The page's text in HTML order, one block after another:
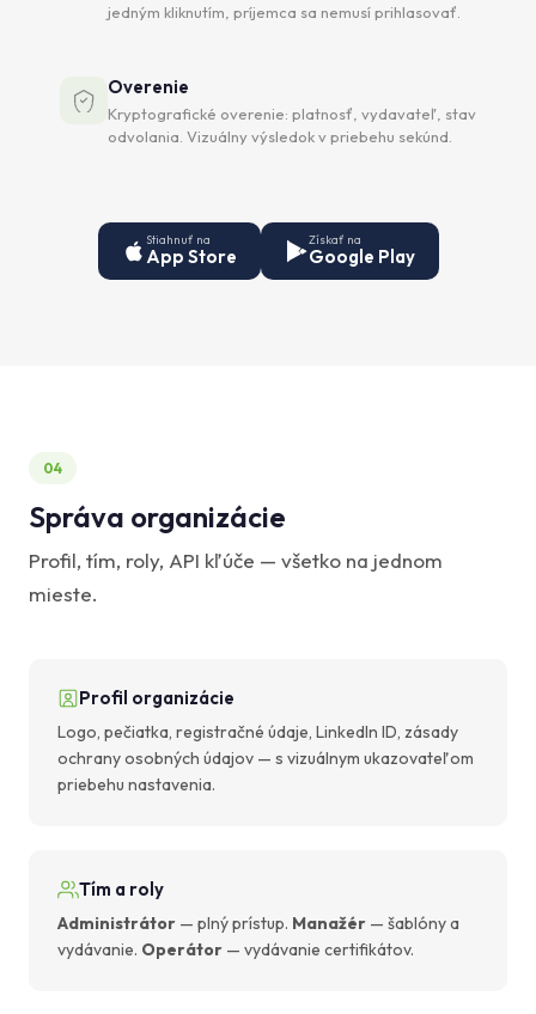
jedným kliknutím, príjemca sa nemusí prihlasovať.
Overenie
Kryptografické overenie: platnosť, vydavateľ, stav
odvolania. Vizuálny výsledok v priebehu sekúnd.
Stiahnuť na
App Store
Získať na
Google Play
04
Správa organizácie
Profil, tím, roly, API kľúče — všetko na jednom
mieste.
Profil organizácie
Logo, pečiatka, registračné údaje, LinkedIn ID, zásady
ochrany osobných údajov — s vizuálnym ukazovateľom
priebehu nastavenia.
Tím a roly
Administrátor — plný prístup. Manažér — šablóny a
vydávanie. Operátor — vydávanie certifikátov.